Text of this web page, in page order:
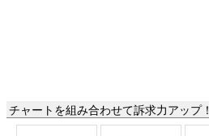
チャートを組み合わせて訴求力アップ！